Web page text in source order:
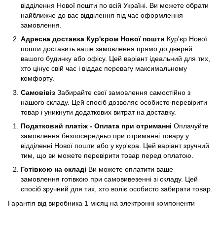
відділення Нової пошти по всій Україні. Ви можете обрати
найближче до вас відділення під час оформлення
замовлення.
Адресна доставка Кур'єром Нової пошти Кур'єр Нової
пошти доставить ваше замовлення прямо до дверей
вашого будинку або офісу. Цей варіант ідеальний для тих,
хто цінує свій час і віддає перевагу максимальному
комфорту.
Самовівіз Забирайте свої замовлення самостійно з
нашого складу. Цей спосіб дозволяє особисто перевірити
товар і уникнути додаткових витрат на доставку.
Податковий платіж - Оплата при отриманні Оплачуйте
замовлення безпосередньо при отриманні товару у
відділенні Нової пошти або у кур'єра. Цей варіант зручний
тим, що ви можете перевірити товар перед оплатою.
Готівкою на складі Ви можете оплатити ваше
замовлення готівкою при самовивезенні зі складу. Цей
спосіб зручний для тих, хто воліє особисто забирати товар.
Гарантія від виробника 1 місяц на электроннi компоненти